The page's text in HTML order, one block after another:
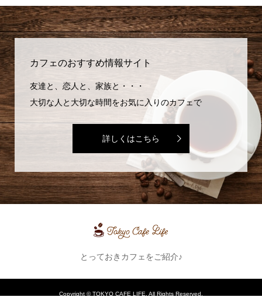
カフェのおすすめ情報サイト
友達と、恋人と、家族と・・・
大切な人と大切な時間をお気に入りのカフェで
詳しくはこちら
とっておきカフェをご紹介♪
Copyright ©TOKYO CAFE LIFE. All Rights Reserved.